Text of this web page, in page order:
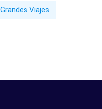
Grandes Viajes